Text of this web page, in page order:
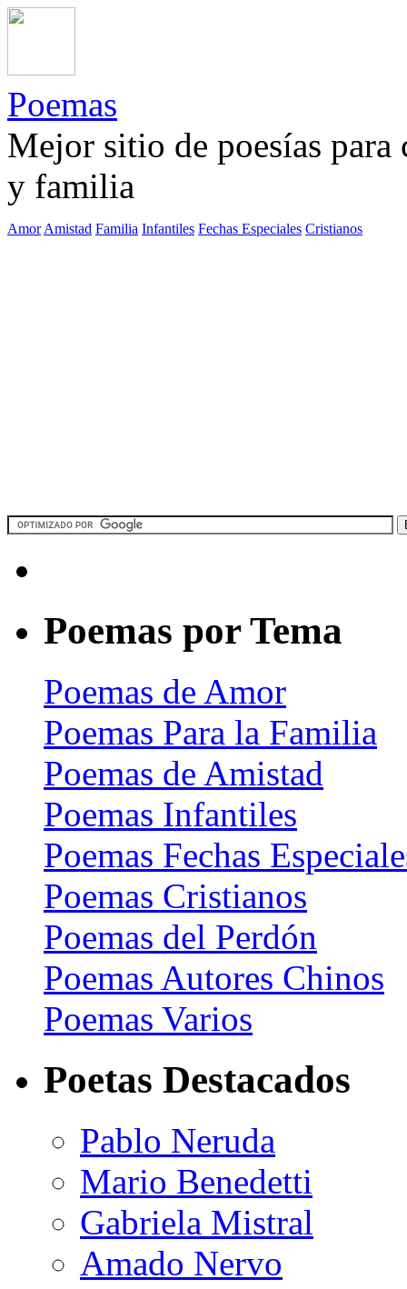
Poemas
Mejor sitio de poesías
y familia
Amor Amistad Familia Infantiles Fechas Especiales Cristianos
Poemas por Tema
Poemas de Amor
Poemas Para la Familia
Poemas de Amistad
Poemas Infantiles
Poemas Fechas
Poemas Cristianos
Poemas del Perdón
Poemas Autores Chinos
Poemas Varios
Poetas Destacados
Pablo Neruda
Mario Benedetti
Gabriela Mistral
Amado Nervo